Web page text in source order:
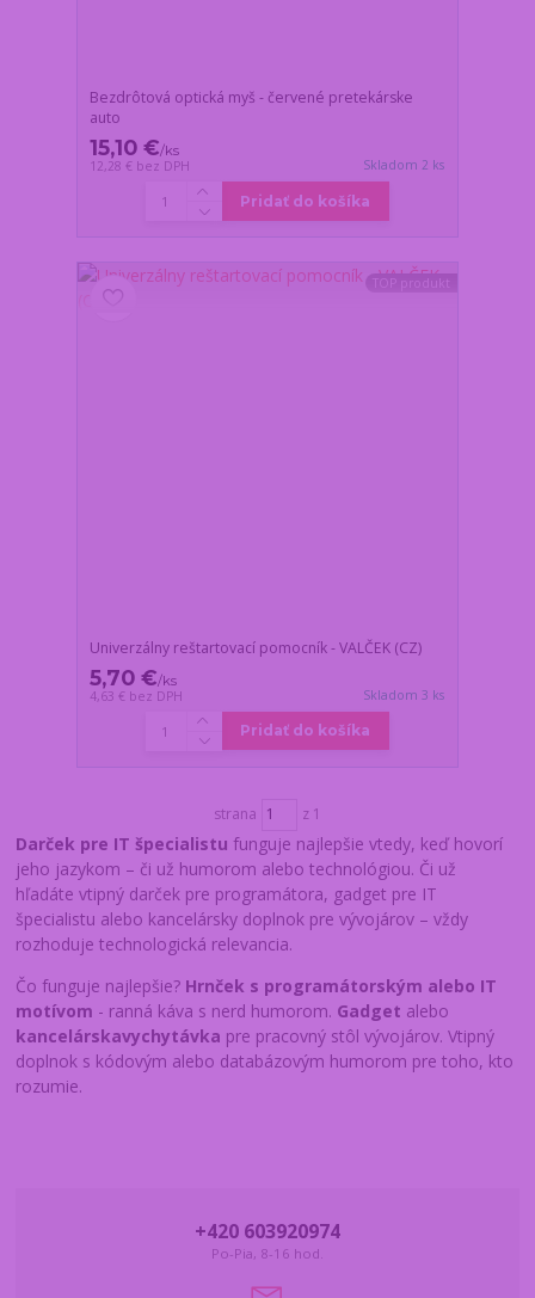
Bezdrôtová optická myš - červené pretekárske
auto
15,10 €/ks
12,28 € bez DPH Skladom 2 ks
Pridať do košíka
TOP produkt
Univerzálny reštartovací pomocník - VALČEK (CZ)
5,70 €/ks
4,63 € bez DPH Skladom 3 ks
Pridať do košíka
strana z 1
Darček pre IT špecialistu funguje najlepšie vtedy, keď hovorí
jeho jazykom – či už humorom alebo technológiou. Či už
hľadáte vtipný darček pre programátora, gadget pre IT
špecialistu alebo kancelársky doplnok pre vývojárov – vždy
rozhoduje technologická relevancia.
Čo funguje najlepšie? Hrnček s programátorským alebo IT
motívom - ranná káva s nerd humorom. Gadget alebo
kancelárskavychytávka pre pracovný stôl vývojárov. Vtipný
doplnok s kódovým alebo databázovým humorom pre toho, kto
rozumie.
+420 603920974
Po-Pia, 8-16 hod.